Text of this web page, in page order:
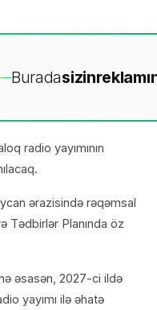
Buradasizin
radio yayımının
ərazisində rəqəmsal
Tədbirlər Planında öz
əsasən, 2027-ci ildə
yayımı ilə əhatə